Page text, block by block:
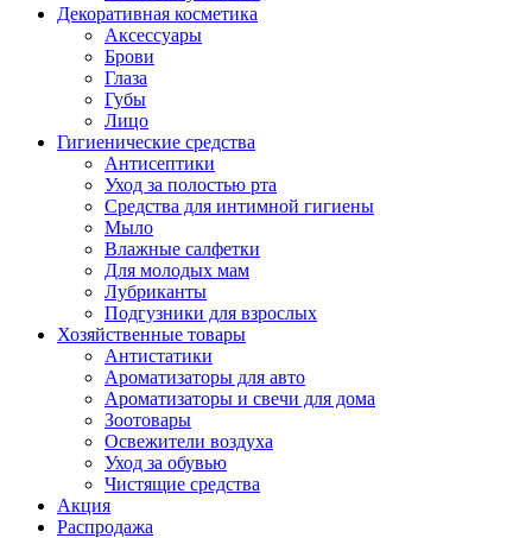
Декоративная косметика
Аксессуары
Брови
Глаза
Губы
Лицо
Гигиенические средства
Антисептики
Уход за полостью рта
Средства для интимной гигиены
Мыло
Влажные салфетки
Для молодых мам
Лубриканты
Подгузники для взрослых
Хозяйственные товары
Антистатики
Ароматизаторы для авто
Ароматизаторы и свечи для дома
Зоотовары
Освежители воздуха
Уход за обувью
Чистящие средства
Акция
Распродажа